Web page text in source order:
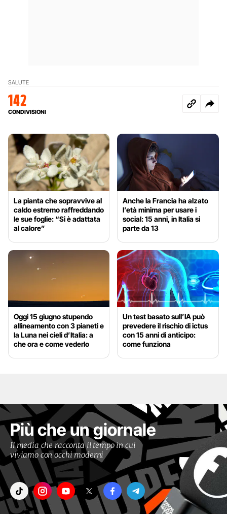
SALUTE
142
CONDIVISIONI
La pianta che sopravvive al
caldo estremo raffreddando
le sue foglie: “Si è adattata
al calore”
Anche la Francia ha alzato
l’età minima per usare i
social: 15 anni, in Italia si
parte da 13
Oggi 15 giugno stupendo
allineamento con 3 pianeti e
la Luna nei cieli d’Italia: a
che ora e come vederlo
Un test basato sull’IA può
prevedere il rischio di ictus
con 15 anni di anticipo:
come funziona
Più che un giornale
Il media che racconta il tempo in cui
viviamo con occhi moderni